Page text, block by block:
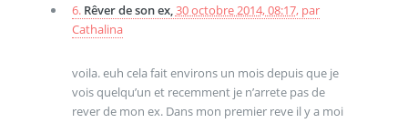
6. Rêver de son ex,30 octobre 2014, 08:17, par
Cathalina
voila. euh cela fait environs un mois depuis que je
vois quelqu’un et recemment je n’arrete pas de
rever de mon ex. Dans mon premier reve il y a moi